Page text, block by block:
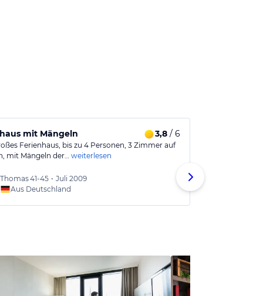
mit Mängeln 3,8/ 6
Ferienhaus, bis zu 4 Personen, 3 Zimmer auf
mit Mängeln der… weiterlesen
Thomas41-45 • Juli 2009
Aus Deutschland